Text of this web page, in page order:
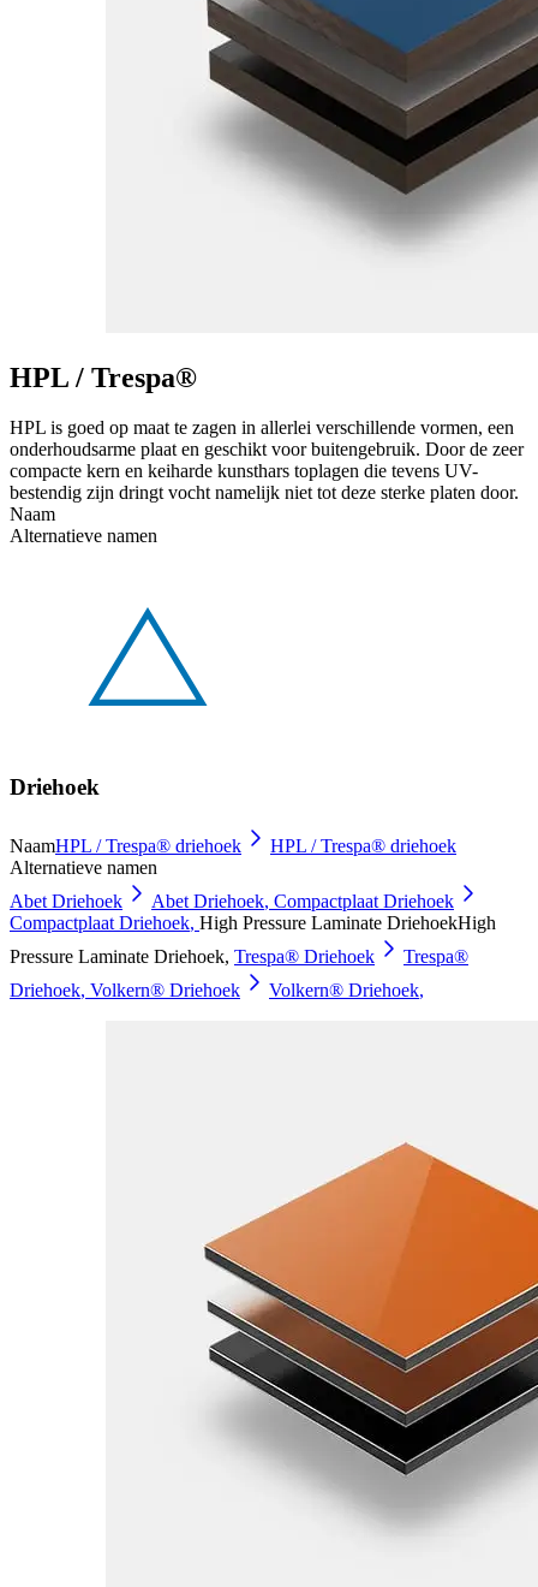
HPL / Trespa®
HPL is goed op maat te zagen in allerlei verschillende vormen, een
onderhoudsarme plaat en geschikt voor buitengebruik. Door de zeer
compacte kern en keiharde kunsthars toplagen die tevens UV-
bestendig zijn dringt vocht namelijk niet tot deze sterke platen door.
Naam
Alternatieve namen
Driehoek
NaamHPL / Trespa® driehoek
HPL / Trespa® driehoek
Alternatieve namen
Abet Driehoek
Abet Driehoek, Compactplaat Driehoek
Compactplaat Driehoek, High Pressure Laminate DriehoekHigh
Pressure Laminate Driehoek, Trespa® Driehoek
Trespa®
Driehoek, Volkern® Driehoek Volkern® Driehoek,